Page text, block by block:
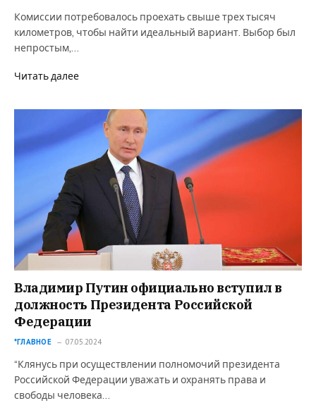
Комиссии потребовалось проехать свыше трех тысяч
километров, чтобы найти идеальный вариант. Выбор был
непростым,…
Читать далее
Владимир Путин официально вступил в
должность Президента Российской
Федерации
*ГЛАВНОЕ 07.05.2024
“Клянусь при осуществлении полномочий президента
Российской Федерации уважать и охранять права и
свободы человека…